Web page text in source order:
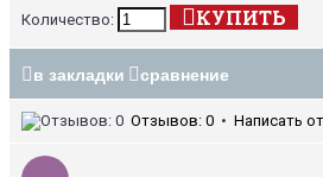
Количество: КУПИТЬ
в закладки сравнение
Отзывов: 0 • Написать